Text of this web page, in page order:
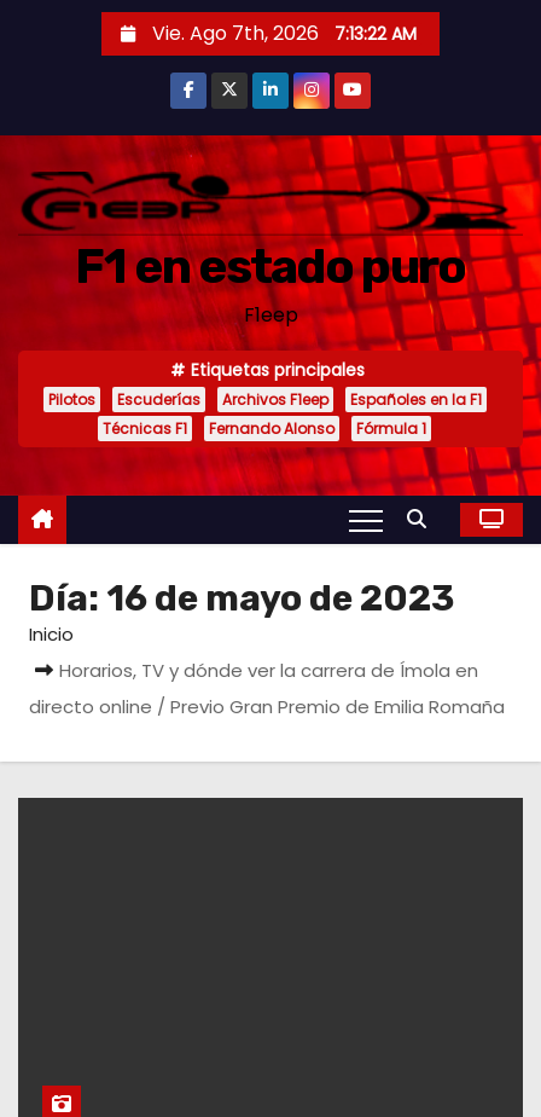
i
Vie. Ago 7th, 2026 7:13:23 AM
F1 en estado puro
F1eep
Etiquetas principales
Pilotos Escuderías Archivos F1eep
Españoles en la F1
Técnicas F1
Fernando Alonso Fórmula 1
Día: 16 de mayo de 2023
Inicio
Horarios, TV y dónde ver la carrera de Ímola en
directo online / Previo Gran Premio de Emilia Romaña